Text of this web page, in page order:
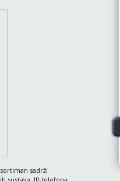
sadrži